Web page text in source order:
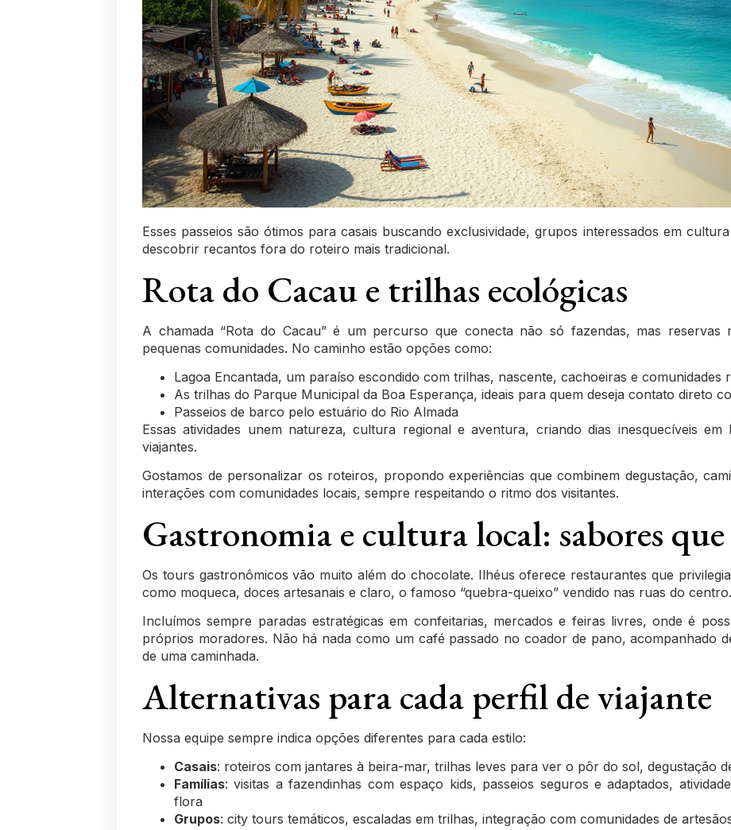
Esses passeios são ótimos para casais buscando exclusividade, grupos interessados em
descobrir recantos fora do roteiro mais tradicional.
Rota do Cacau e trilhas ecológicas
A chamada “Rota do Cacau” é um percurso que conecta não só fazendas, mas reservas
pequenas comunidades. No caminho estão opções como:
Lagoa Encantada, um paraíso escondido com trilhas, nascente, cachoeiras e comunidades
As trilhas do Parque Municipal da Boa Esperança, ideais para quem deseja contato direto
Passeios de barco pelo estuário do Rio Almada
Essas atividades unem natureza, cultura regional e aventura, criando dias inesquecíveis
viajantes.
Gostamos de personalizar os roteiros, propondo experiências que combinem degustação,
interações com comunidades locais, sempre respeitando o ritmo dos visitantes.
Gastronomia e cultura local: sabores
Os tours gastronômicos vão muito além do chocolate. Ilhéus oferece restaurantes que
como moqueca, doces artesanais e claro, o famoso “quebra-queixo” vendido nas ruas do centro.
Incluímos sempre paradas estratégicas em confeitarias, mercados e feiras livres, onde é
próprios moradores. Não há nada como um café passado no coador de pano, acompanhado
de uma caminhada.
Alternativas para cada perfil de viajante
Nossa equipe sempre indica opções diferentes para cada estilo:
Casais: roteiros com jantares à beira-mar, trilhas leves para ver o pôr do sol, degustação
Famílias: visitas a fazendinhas com espaço kids, passeios seguros e adaptados,
flora
Grupos: city tours temáticos, escaladas em trilhas, integração com comunidades de